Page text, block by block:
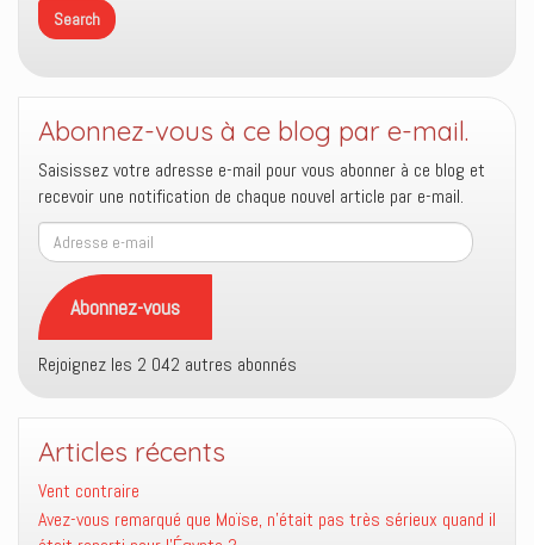
Abonnez-vous à ce blog par e-mail.
Saisissez votre adresse e-mail pour vous abonner à ce blog et
recevoir une notification de chaque nouvel article par e-mail.
Adresse
e-
mail
Abonnez-vous
Rejoignez les 2 042 autres abonnés
Articles récents
Vent contraire
Avez-vous remarqué que Moïse, n’était pas très sérieux quand il